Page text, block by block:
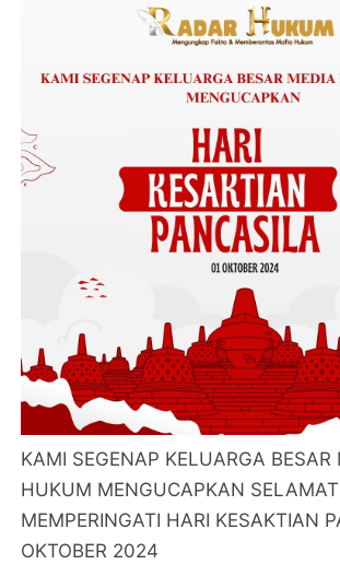
KAMI SEGENAP KELUARGA BESAR
HUKUM MENGUCAPKAN SELAMAT
MEMPERINGATI HARI KESAKTIAN
OKTOBER 2024